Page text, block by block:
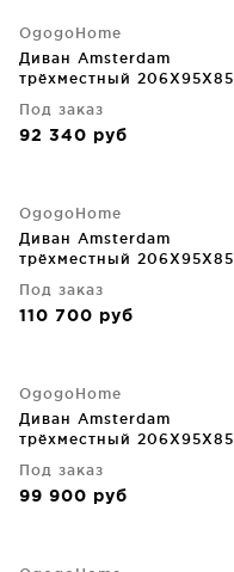
OgogoHome
Диван Amsterdam
трёхместный 206X95X85
Под заказ
92 340 руб
OgogoHome
Диван Amsterdam
трёхместный 206X95X85
Под заказ
110 700 руб
OgogoHome
Диван Amsterdam
трёхместный 206X95X85
Под заказ
99 900 руб